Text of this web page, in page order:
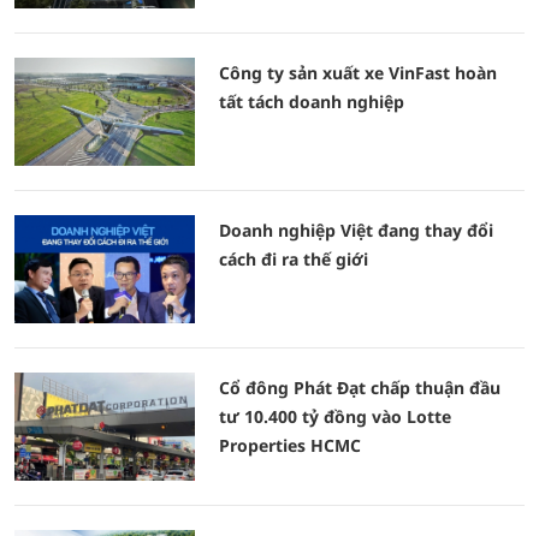
Công ty sản xuất xe VinFast hoàn
tất tách doanh nghiệp
Doanh nghiệp Việt đang thay đổi
cách đi ra thế giới
Cổ đông Phát Đạt chấp thuận đầu
tư 10.400 tỷ đồng vào Lotte
Properties HCMC